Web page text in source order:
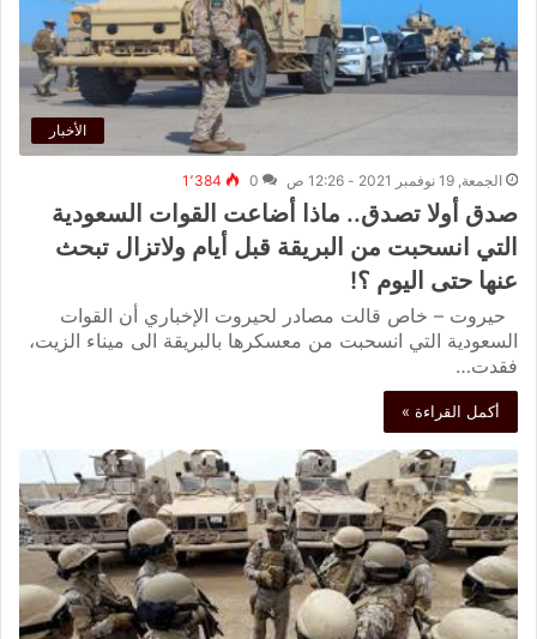
الأخبار
الجمعة, 19 نوفمبر 2021 - 12:26 ص 0 1٬384
صدق أولا تصدق.. ماذا أضاعت القوات السعودية
التي انسحبت من البريقة قبل أيام ولاتزال تبحث
عنها حتى اليوم ؟!
حيروت – خاص قالت مصادر لحيروت الإخباري أن القوات
السعودية التي انسحبت من معسكرها بالبريقة الى ميناء الزيت،
فقدت…
أكمل القراءة »